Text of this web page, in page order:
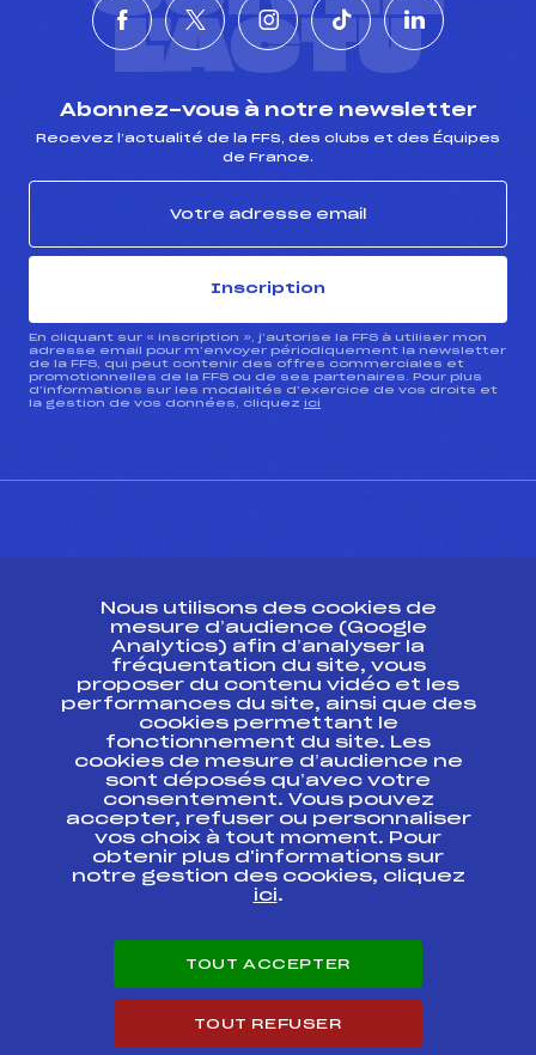
L'ACTU
Abonnez-vous à notre newsletter
Recevez l’actualité de la FFS, des clubs et des Équipes
de France.
Inscription
En cliquant sur « inscription », j’autorise la FFS à utiliser mon
adresse email pour m’envoyer périodiquement la newsletter
de la FFS, qui peut contenir des offres commerciales et
promotionnelles de la FFS ou de ses partenaires. Pour plus
d’informations sur les modalités d’exercice de vos droits et
la gestion de vos données, cliquez ici
Ressources
Pass’Neige
Projet sportif fédéral
Projet de performance fédéral
Antidopage
Pôle Développement, Formation, Suivi
Scientifique
Listes ministérielles
Pôle vie de l’athlète
Enseignement professionnel
Carrières
Nous utilisons des cookies de
mesure d’audience (Google
Analytics) afin d’analyser la
fréquentation du site, vous
proposer du contenu vidéo et les
performances du site, ainsi que des
cookies permettant le
fonctionnement du site. Les
cookies de mesure d’audience ne
sont déposés qu’avec votre
consentement. Vous pouvez
accepter, refuser ou personnaliser
vos choix à tout moment. Pour
obtenir plus d'informations sur
notre gestion des cookies, cliquez
ici.
TOUT ACCEPTER
TOUT REFUSER